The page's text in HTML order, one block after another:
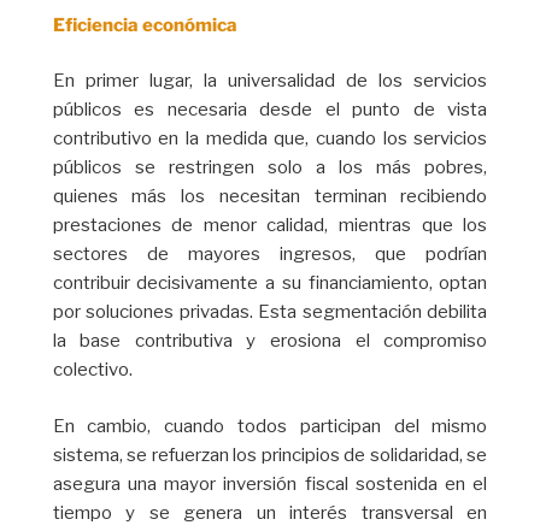
Eficiencia económica
En primer lugar, la universalidad de los servicios
públicos es necesaria desde el punto de vista
contributivo en la medida que, cuando los servicios
públicos se restringen solo a los más pobres,
quienes más los necesitan terminan recibiendo
prestaciones de menor calidad, mientras que los
sectores de mayores ingresos, que podrían
contribuir decisivamente a su financiamiento, optan
por soluciones privadas. Esta segmentación debilita
la base contributiva y erosiona el compromiso
colectivo.
En cambio, cuando todos participan del mismo
sistema, se refuerzan los principios de solidaridad, se
asegura una mayor inversión fiscal sostenida en el
tiempo y se genera un interés transversal en